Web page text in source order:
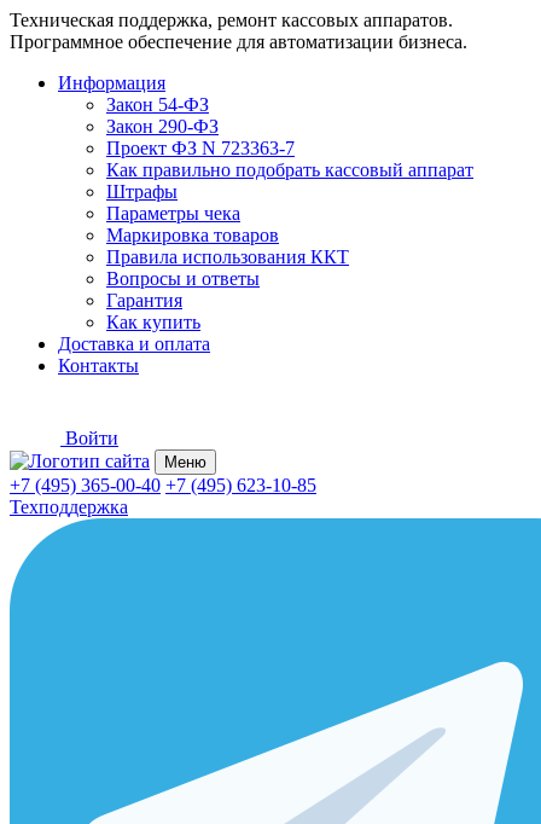
Техническая поддержка, ремонт кассовых аппаратов.
Программное обеспечение для автоматизации бизнеса.
Информация
Закон 54-ФЗ
Закон 290-ФЗ
Проект ФЗ N 723363-7
Как правильно подобрать кассовый аппарат
Штрафы
Параметры чека
Маркировка товаров
Правила использования ККТ
Вопросы и ответы
Гарантия
Как купить
Доставка и оплата
Контакты
Войти
Меню
+7 (495) 365-00-40 +7 (495) 623-10-85
Техподдержка